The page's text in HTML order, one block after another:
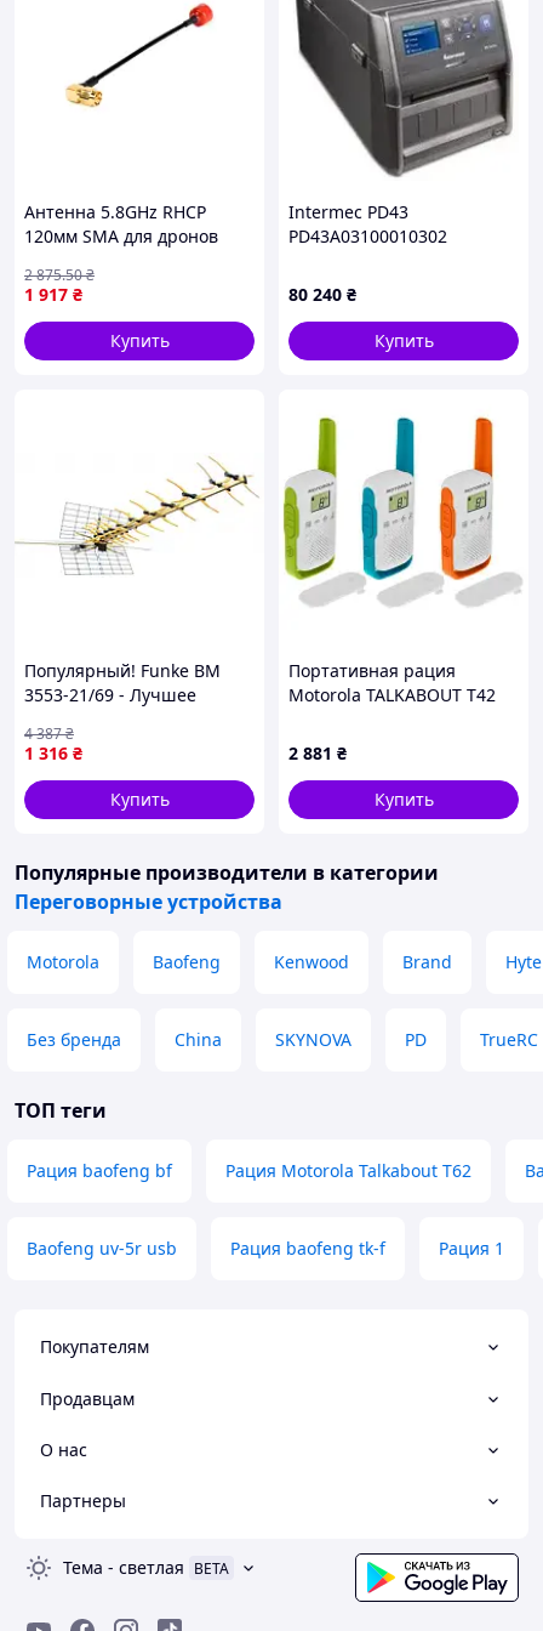
Антенна 5.8GHz RHCP
120мм SMA для дронов
FLAME
1 917 ₴
2 875.50₴
Купить
Intermec PD43
PD43A03100010302
80 240 ₴
Купить
Популярный! Funke BM
3553-21/69 - Лучшее
Nukleon.com.ua
1 316 ₴
4 387₴
Купить
Портативная рация
Motorola TALKABOUT T42
(B4P00811MDKMAW)
2 881 ₴
Купить
Популярные производители в категории
Переговорные устройства
Motorola Baofeng Kenwood Brand
Без бренда China SKYNOVA PD TrueRC
ТОП теги
Рация baofeng bf Рация Motorola Talkabout T62
Baofeng uv-5r usb Рация baofeng tk-f Рация 1
Покупателям
Продавцам
О нас
Партнеры
Тема - светлая BETA